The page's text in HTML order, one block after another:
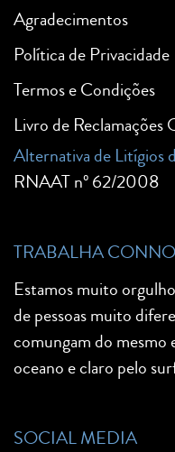
Agradecimentos
Política de Privacidade
Termos e Condições
Livro de Reclamações
Alternativa de Litígios
RNAAT nº 62/2008
TRABALHA
Estamos muito
de pessoas muito
comungam do mesmo
oceano e claro pelo
SOCIAL MEDIA